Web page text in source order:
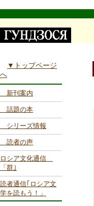
▼トップページ
へ
新刊案内
話題の本
シリーズ情報
読者の声
ロシア文化通信
「群｣
読者通信｢ロシア文
学を読もう！」